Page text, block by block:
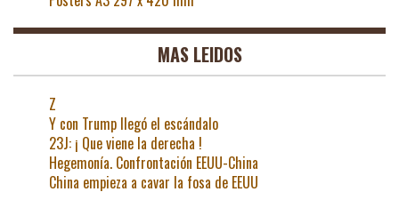
MAS LEIDOS
Z
Y con Trump llegó el escándalo
23J: ¡ Que viene la derecha !
Hegemonía. Confrontación EEUU-China
China empieza a cavar la fosa de EEUU